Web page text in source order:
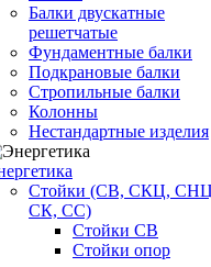
Балки двускатные
решетчатые
Фундаментные балки
Подкрановые балки
Стропильные балки
Колонны
Нестандартные изделия
Стойки (СВ, СКЦ,
СК, СС)
Стойки СВ
Стойки опор